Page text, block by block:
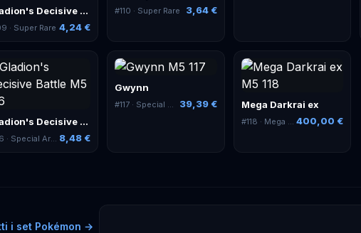
Gladion's Decisive Battle
· Super Rare 4,24 €
#110 · Super Rare 3,64 €
Gladion's Decisive Battle
· Special Art Rare 8,48 €
Gwynn
#117· Special Art Rare 39,39 € Mega Darkrai ex
#118 · Mega Ultra Rare 400,00 €
i set Pokémon →